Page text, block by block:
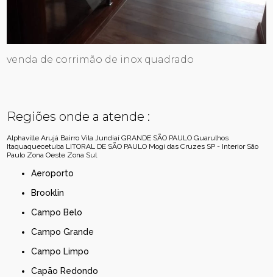
venda de corrimão de inox quadrado
Regiões onde a atende :
Alphaville Arujá Bairro Vila Jundiaí GRANDE SÃO PAULO Guarulhos
Itaquaquecetuba LITORAL DE SÃO PAULO Mogi das Cruzes SP - Interior São
Paulo Zona Oeste Zona Sul
Aeroporto
Brooklin
Campo Belo
Campo Grande
Campo Limpo
Capão Redondo